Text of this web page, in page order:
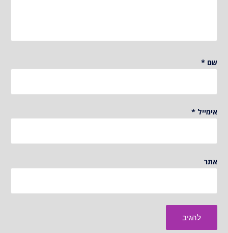
שם *
אימייל *
אתר